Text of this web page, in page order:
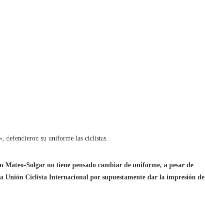
defendieron su uniforme las ciclistas.
Solgar no tiene pensado cambiar de uniforme, a pesar de
Unión Ciclista Internacional por supuestamente dar la impresión de